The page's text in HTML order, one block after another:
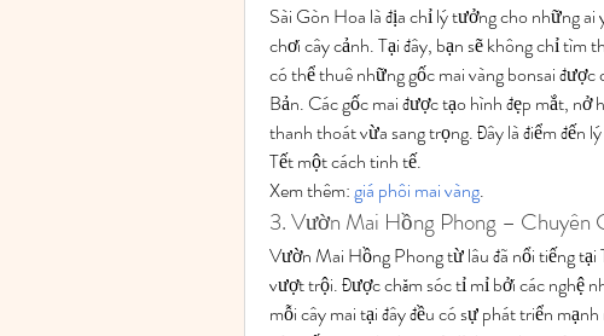
Sài Gòn Hoa là địa chỉ lý tưởng cho những
chơi cây cảnh. Tại đây, bạn sẽ không chỉ tìm
có thể thuê những gốc mai vàng bonsai
Bản. Các gốc mai được tạo hình đẹp mắt, nở
thanh thoát vừa sang trọng. Đây là điểm đến
Tết một cách tinh tế.
Xem thêm: giá phôi mai vàng.
3. Vườn Mai Hồng Phong – Chuyên
Vườn Mai Hồng Phong từ lâu đã nổi tiếng
vượt trội. Được chăm sóc tỉ mỉ bởi các nghệ
mỗi cây mai tại đây đều có sự phát triển